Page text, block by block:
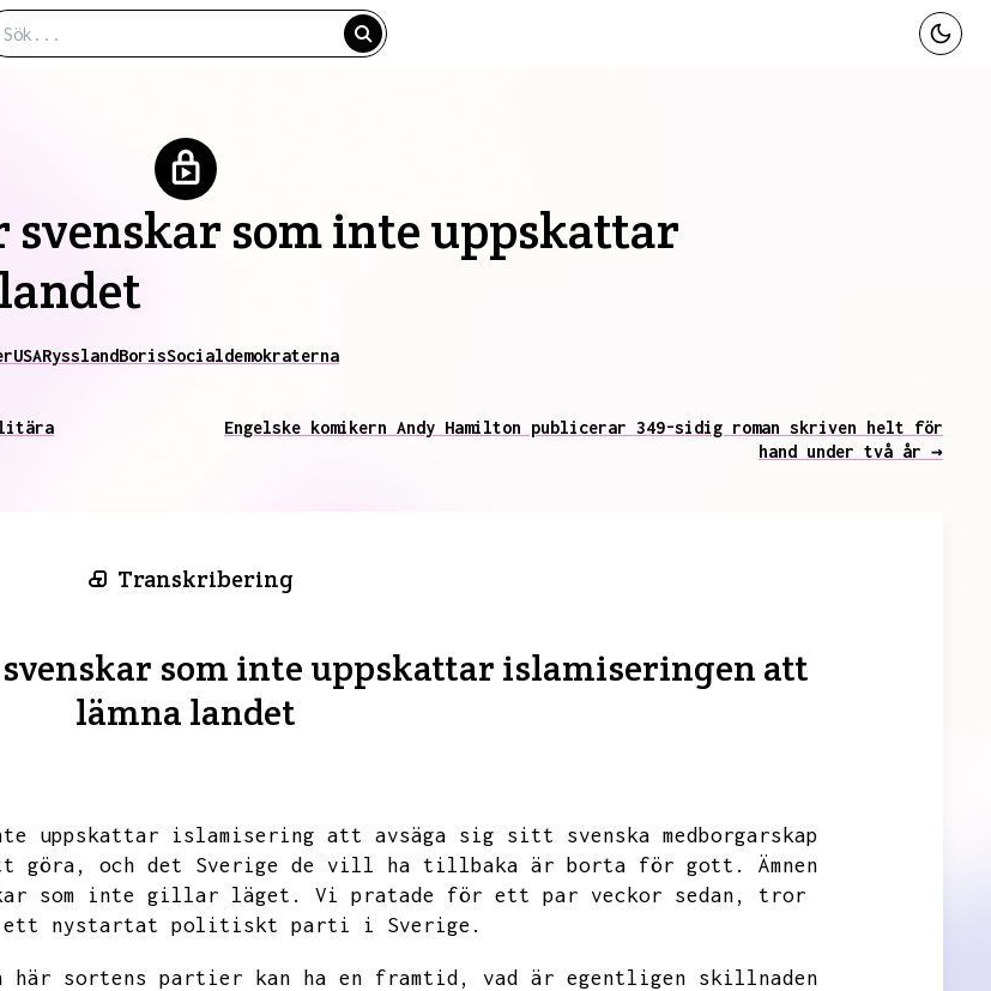
som inte uppskattar
USARysslandBorisSocialdemokraterna
Engelske komikern Andy Hamilton publicerar 349-sidig roman skriven helt för
hand under två år →
Transkribering
som inte uppskattar islamiseringen att
lämna landet
uppskattar islamisering att avsäga sig sitt svenska medborgarskap
göra, och det Sverige de vill ha tillbaka är borta för gott.
Ämnen
som inte gillar läget.
Vi pratade för ett par veckor sedan,
tror
ett nystartat politiskt parti i Sverige.
här sortens partier kan ha en framtid,
vad är egentligen skillnaden